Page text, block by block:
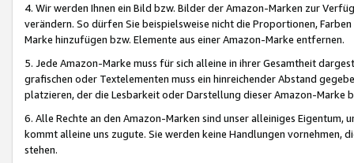
4. Wir werden Ihnen ein Bild bzw. Bilder der Amazon-Marken zur
verändern. So dürfen Sie beispielsweise nicht die Proportionen,
Marke hinzufügen bzw. Elemente aus einer Amazon-Marke entfernen.
5. Jede Amazon-Marke muss für sich alleine in ihrer Gesamtheit
grafischen oder Textelementen muss ein hinreichender Abstand
platzieren, der die Lesbarkeit oder Darstellung dieser Amazon-Marke
6. Alle Rechte an den Amazon-Marken sind unser alleiniges
kommt alleine uns zugute. Sie werden keine Handlungen vornehmen,
stehen.